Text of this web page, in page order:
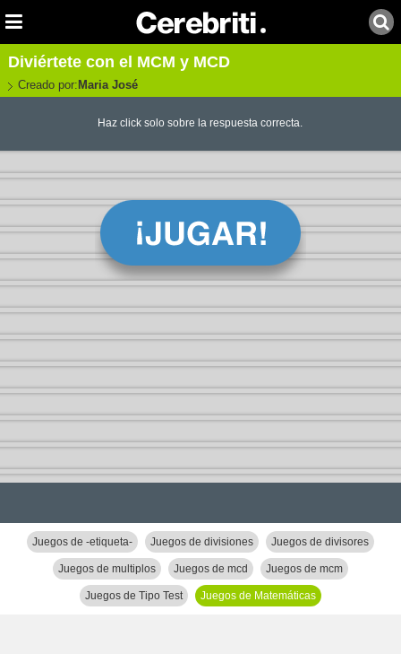
Diviértete con el MCM y MCD
Creado por: Maria José
Haz click solo sobre la respuesta correcta.
Juegos de -etiqueta- Juegos de divisiones Juegos de divisores
Juegos de multiplos Juegos de mcd Juegos de mcm
Juegos de Tipo Test Juegos de Matemáticas